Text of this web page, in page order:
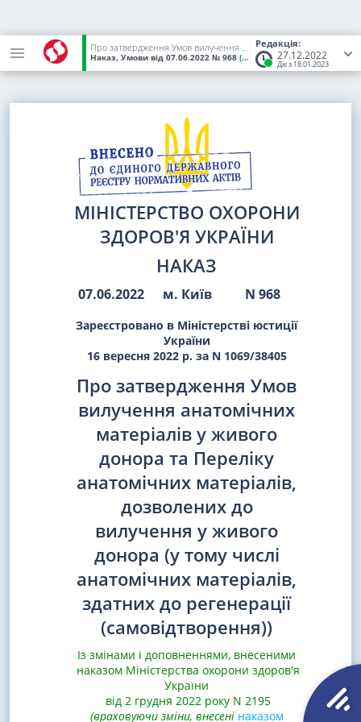
Редакція:
27.12.2022
Діє з 18.01.2023
Про затвердження Умов вилучення анатомічних матеріалів у живого донора та Переліку анатомічних матеріалів, дозволених до вилучення у живого донора (у тому числі анатомічних матеріалів, здатних до регенерації (самовідтворення))
Наказ, Умови від 07.06.2022 № 968 (Статус: Чинний)
МІНІСТЕРСТВО ОХОРОНИ
ЗДОРОВ'Я УКРАЇНИ
НАКАЗ
07.06.2022 м. Київ N 968
Зареєстровано в Міністерстві юстиції
України
16 вересня 2022 р. за N 1069/38405
Про затвердження Умов
вилучення анатомічних
матеріалів у живого
донора та Переліку
анатомічних матеріалів,
дозволених до
вилучення у живого
донора (у тому числі
анатомічних матеріалів,
здатних до регенерації
(самовідтворення))
Із змінами і доповненнями, внесеними
наказом Міністерства охорони здоров'я
України
від 2 грудня 2022 року N 2195
(враховуючи зміни, внесені наказом